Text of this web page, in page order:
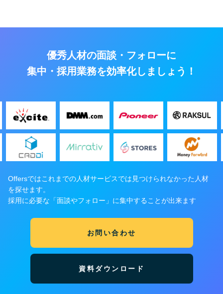
優秀人材の面談・フォローに
集中・採用業務を効率化しましょう！
Offersではこれまでの人材サービスでは見つけられなかった人材
を探せます。
採用に必要な「面談やフォロー」に集中することが出来ます
お問い合わせ
資料ダウンロード